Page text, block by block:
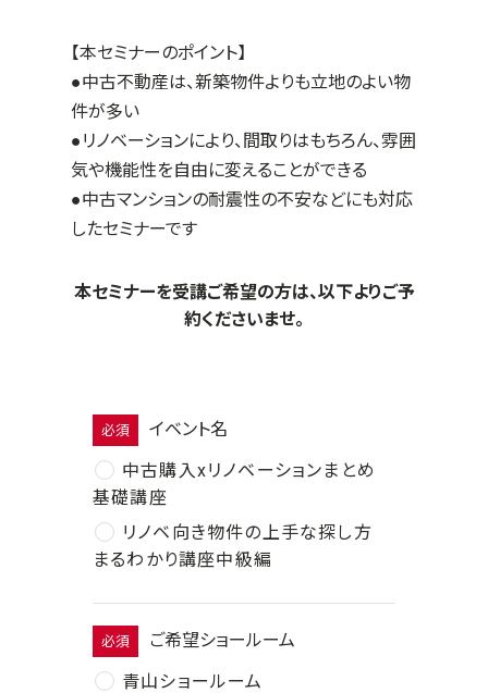
【本セミナーのポイント】
●中古不動産は、新築物件よりも立地のよい物
件が多い
●リノベーションにより、間取りはもちろん、雰囲
気や機能性を自由に変えることができる
●中古マンションの耐震性の不安などにも対応
したセミナーです
本セミナーを受講ご希望の方は、以下よりご予
約くださいませ。
必須
イベント名
中古購入xリノベーションまとめ
基礎講座
リノベ向き物件の上手な探し方
まるわかり講座中級編
必須
ご希望ショールーム
青山ショールーム